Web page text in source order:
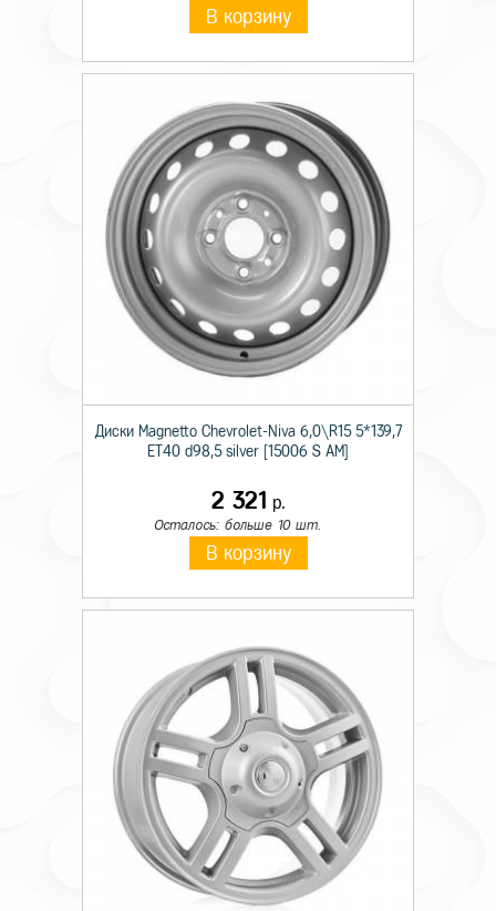
В корзину
Диски Magnetto Chevrolet-Niva 6,0\R15 5*139,7
ET40 d98,5 silver [15006 S AM]
2 321 р.
Осталось: больше 10 шт.
В корзину